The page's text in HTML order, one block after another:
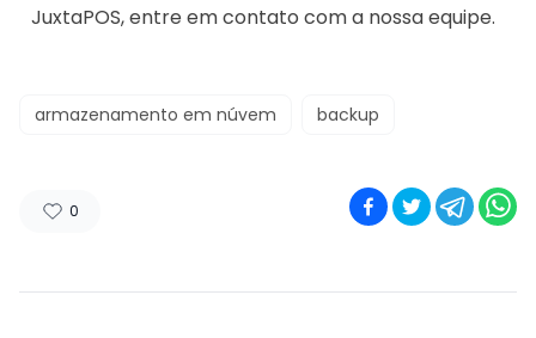
JuxtaPOS, entre em contato com a nossa equipe.
armazenamento em núvem backup
0